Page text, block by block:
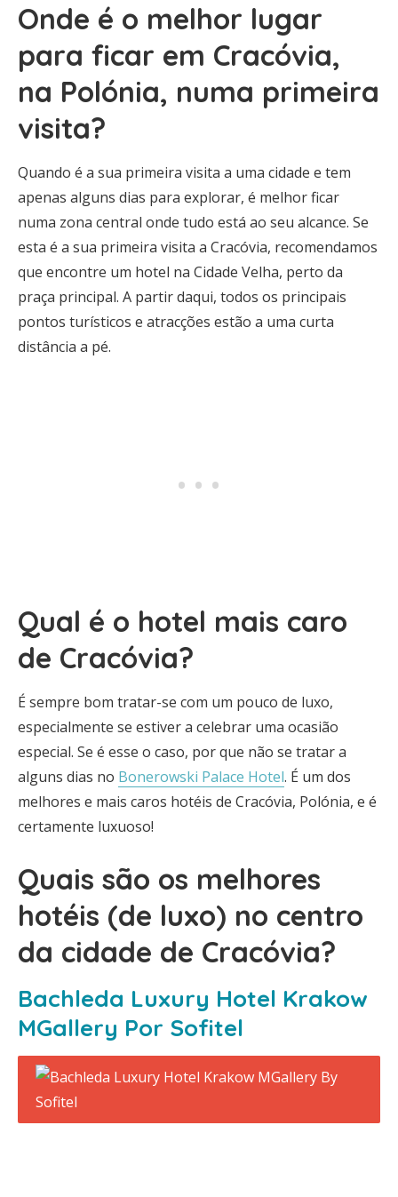
Onde é o melhor lugar
para ficar em Cracóvia,
na Polónia, numa primeira
visita?
Quando é a sua primeira visita a uma cidade e tem
apenas alguns dias para explorar, é melhor ficar
numa zona central onde tudo está ao seu alcance. Se
esta é a sua primeira visita a Cracóvia, recomendamos
que encontre um hotel na Cidade Velha, perto da
praça principal. A partir daqui, todos os principais
pontos turísticos e atracções estão a uma curta
distância a pé.
Qual é o hotel mais caro
de Cracóvia?
É sempre bom tratar-se com um pouco de luxo,
especialmente se estiver a celebrar uma ocasião
especial. Se é esse o caso, por que não se tratar a
alguns dias no Bonerowski Palace Hotel. É um dos
melhores e mais caros hotéis de Cracóvia, Polónia, e é
certamente luxuoso!
Quais são os melhores
hotéis (de luxo) no centro
da cidade de Cracóvia?
Bachleda Luxury Hotel Krakow
MGallery Por Sofitel